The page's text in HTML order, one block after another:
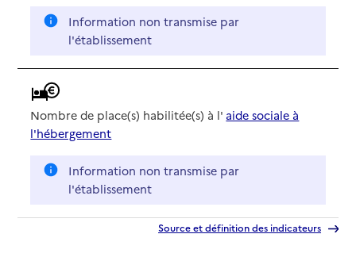
Information non transmise par
l'établissement
Nombre de place(s) habilitée(s) à l' aide sociale à
l'hébergement
Information non transmise par
l'établissement
Source et définition des indicateurs